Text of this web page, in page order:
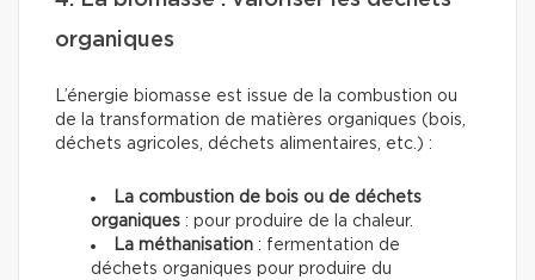
organiques
L’énergie biomasse est issue de la combustion ou
de la transformation de matières organiques (bois,
déchets agricoles, déchets alimentaires, etc.) :
La combustion de bois ou de déchets
organiques : pour produire de la chaleur.
La méthanisation : fermentation de
déchets organiques pour produire du